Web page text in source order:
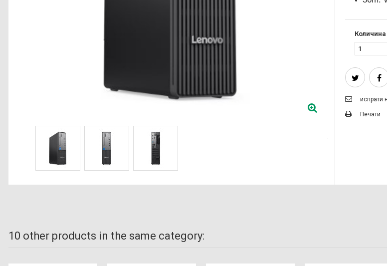
Количина
испрати
Печати
10 other products in the same category: